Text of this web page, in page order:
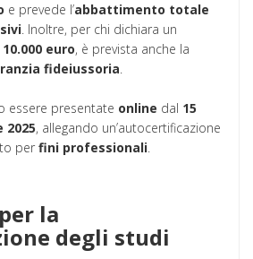
e prevede l’abbattimento totale
. Inoltre, per chi dichiara un
euro, è prevista anche la
fideiussoria.
essere presentate online dal 15
, allegando un’autocertificazione
per fini professionali.
la
degli studi